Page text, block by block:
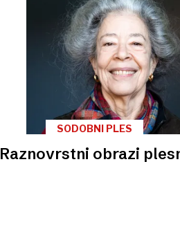
SODOBNI PLES
Raznovrstni obrazi